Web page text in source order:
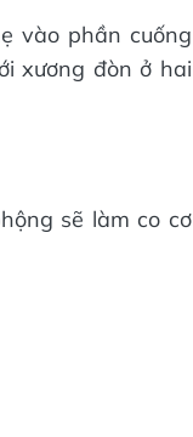
vào phần cuống
xương đòn ở hai
sẽ làm co cơ